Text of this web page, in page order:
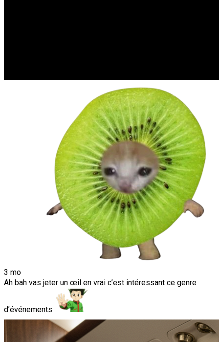
3 mo
Ah bah vas jeter un œil en vrai c’est intéressant ce genre
d’événements